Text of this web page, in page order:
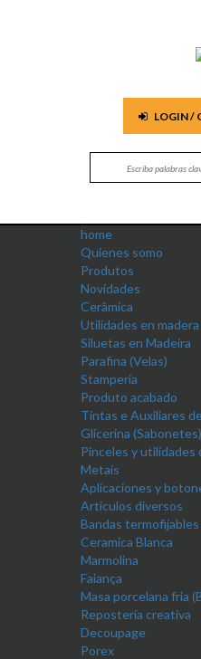
LOGIN /
home
Quienes somo
Produtos
Novidades
Cerâmica
Utilidades en madera
Siluetas en Madeira
Parafina (Velas)
Stamperia
Produto acabado
Tintas e Auxiliares
Glicerina (Sabonetes)
Pinceles y utilidades
Metais
Aplicaciones y
Articulos diversos
Bandas termofijables
Ceramica Blanca
Marmolina
Faiança
Masa porcelana fria
Repostería creativa
Decoupage
Porex